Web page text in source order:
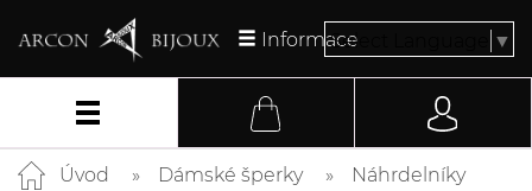
InformaceSelect Language ▼
Úvod Dámské šperky
Náhrdelníky